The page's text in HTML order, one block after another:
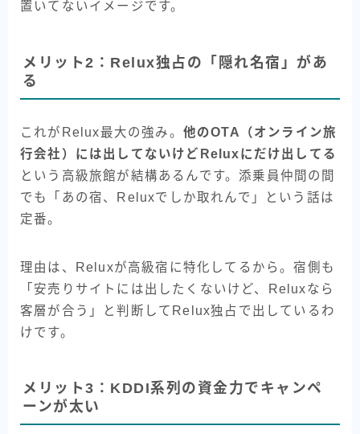
置いてないイメージです。
メリット2：Relux独占の「隠れ名宿」があ
る
これがRelux最大の強み。 他のOTA（オンライン旅
行会社）には出してないけどReluxにだけ出してる
という高級旅館が結構あるんです。添乗員仲間の間
でも「あの宿、Reluxでしか取れんで」という話は
定番。
理由は、Reluxが高級宿に特化してるから。宿側も
「安売りサイトには出したくないけど、Reluxなら
客層が合う」と判断してRelux独占で出しているわ
けです。
メリット3：KDDI系列の資金力でキャンペ
ーンが太い